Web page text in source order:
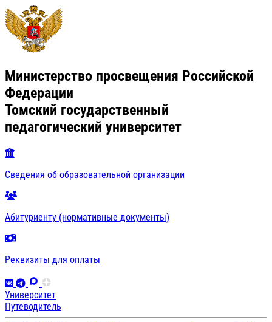
Министерство просвещения Российской
Федерации
Томский государственный
педагогический университет
Сведения об образовательной организации
Абитуриенту (нормативные документы)
Реквизиты для оплаты
Университет
Путеводитель